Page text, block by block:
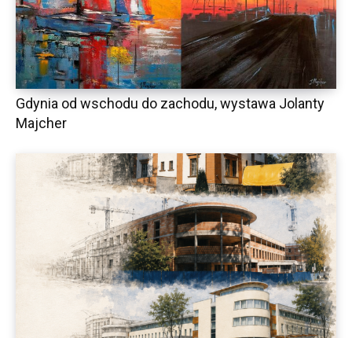
Gdynia od wschodu do zachodu, wystawa Jolanty
Majcher